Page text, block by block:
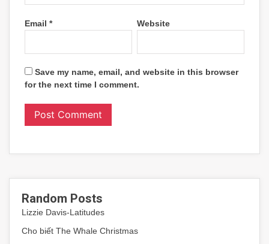
Email * Website
Save my name, email, and website in this browser
for the next time I comment.
Random Posts
Lizzie Davis-Latitudes
Cho biết The Whale Christmas